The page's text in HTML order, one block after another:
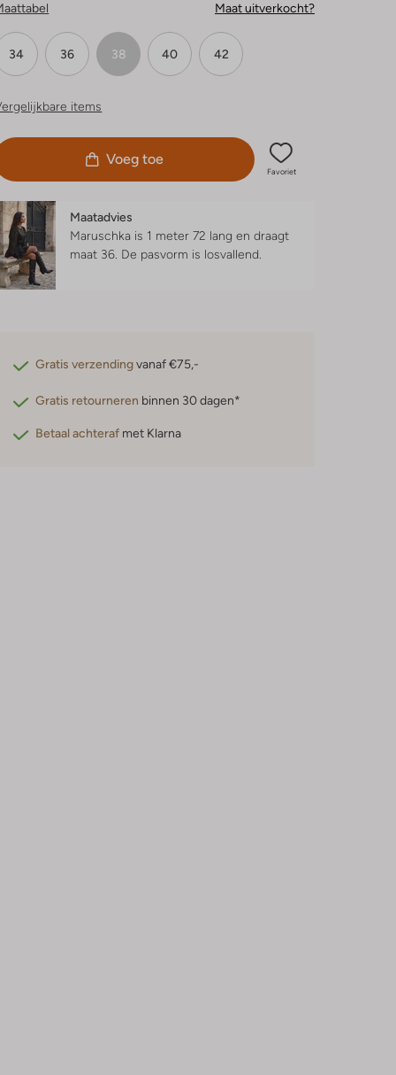
Maat uitverkocht?
34 36 38 40 42
items
Voeg toe
Favoriet
Maatadvies
Maruschka is 1 meter 72 lang en draagt
maat 36. De pasvorm is losvallend
Gratis verzendingvanaf €75,-
Gratis retourneren binnen 30 dagen*
Betaal achteraf met Klarna